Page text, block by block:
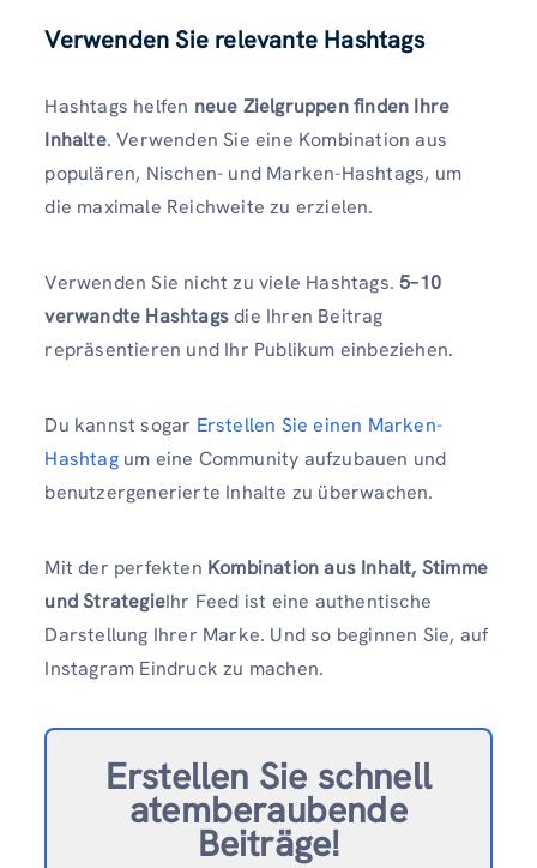
Verwenden Sie relevante Hashtags
Hashtags helfen neue Zielgruppen finden Ihre
Inhalte. Verwenden Sie eine Kombination aus
populären, Nischen- und Marken-Hashtags, um
die maximale Reichweite zu erzielen.
Verwenden Sie nicht zu viele Hashtags.5–10
verwandte Hashtagsdie Ihren Beitrag
repräsentieren und Ihr Publikum einbeziehen.
Du kannst sogar Erstellen Sie einen Marken-
Hashtagum eine Community aufzubauen und
benutzergenerierte Inhalte zu überwachen.
Mit der perfekten Kombination aus Inhalt, Stimme
und StrategieIhr Feed ist eine authentische
Darstellung Ihrer Marke. Und so beginnen Sie, auf
Instagram Eindruck zu machen.
Erstellen Sie schnell
atemberaubende
Beiträge!